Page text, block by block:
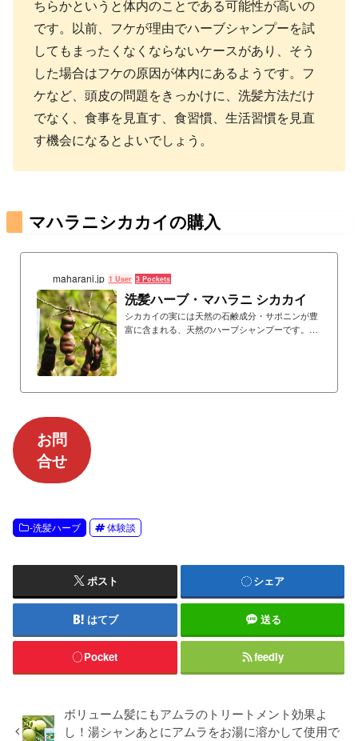
ちらかというと体内のことである可能性が高いの
です。以前、フケが理由でハーブシャンプーを試
してもまったくなくならないケースがあり、そう
した場合はフケの原因が体内にあるようです。フ
ケなど、頭皮の問題をきっかけに、洗髪方法だけ
でなく、食事を見直す、食習慣、生活習慣を見直
す機会になるとよいでしょう。
マハラニシカカイの購入
maharani.jp 1 User 3 Pockets
洗髪ハーブ・マハラニ シカカイ
シカカイの実には天然の石鹸成分・サポニンが豊
富に含まれる、天然のハーブシャンプーです。ア
お問
合せ
-洗髪ハーブ 体験談
ポスト シェア
はてブ 送る
Pocket feedly
ボリューム髪にもアムラのトリートメント効果よ
し！湯シャンあとにアムラをお湯に溶かして使用で